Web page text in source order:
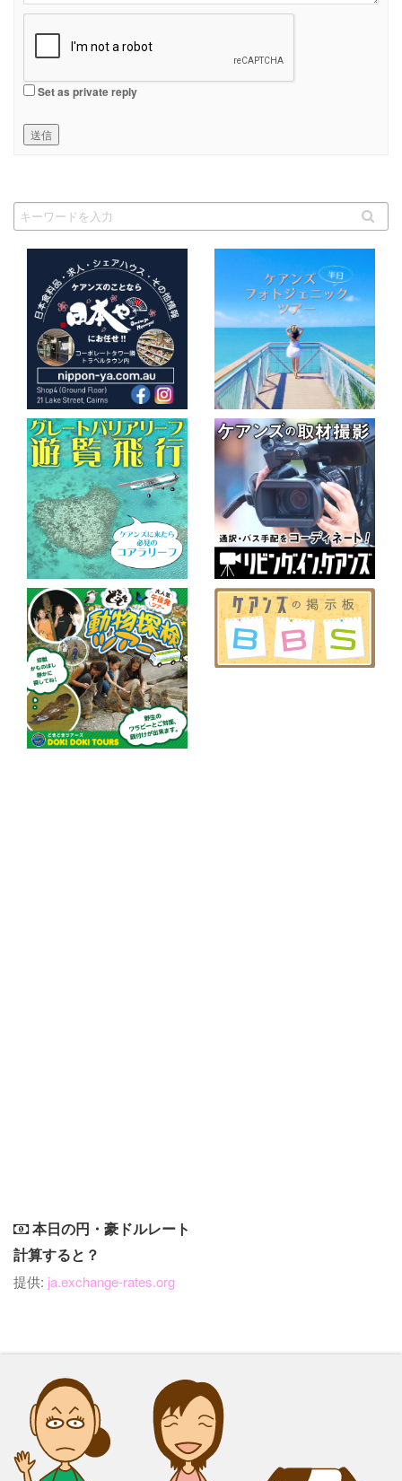
Set as private reply
送信
本日の円・豪ドルレート
計算すると？
提供: ja.exchange-rates.org